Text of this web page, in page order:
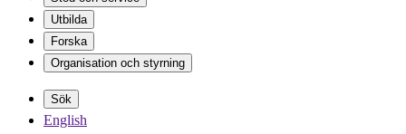
Utbilda
Forska
Organisation och styrning
Sök
English